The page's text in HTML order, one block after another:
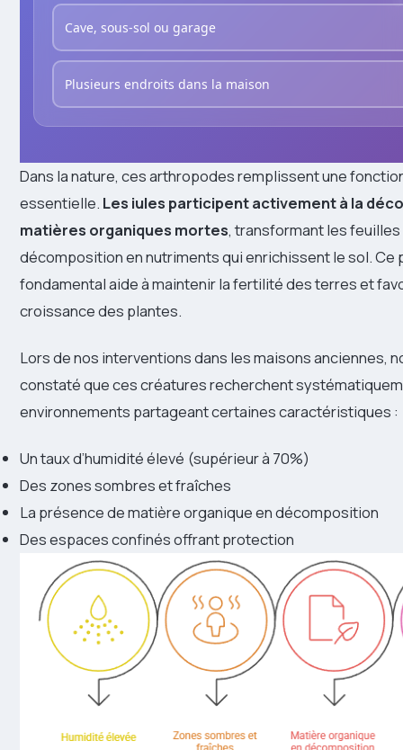
Cave, sous-sol ou garage
Plusieurs endroits dans la maison
Dans la nature, ces arthropodes remplissent une
essentielle. Les iules participent activement à la
matières organiques mortes, transformant les
décomposition en nutriments qui enrichissent le sol. Ce
fondamental aide à maintenir la fertilité des terres et
croissance des plantes.
Lors de nos interventions dans les maisons anciennes,
constaté que ces créatures recherchent
environnements partageant certaines caractéristiques :
Un taux d’humidité élevé (supérieur à 70%)
Des zones sombres et fraîches
La présence de matière organique en décomposition
Des espaces confinés offrant protection